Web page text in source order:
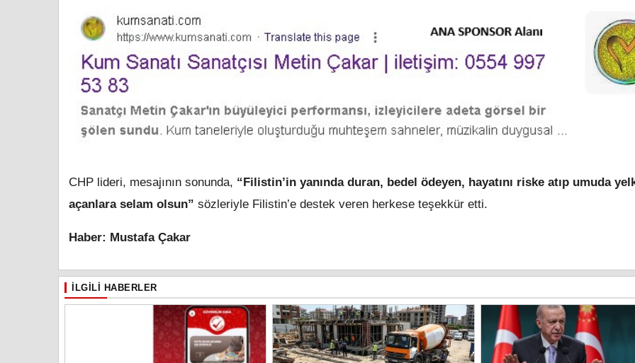
CHP lideri, mesajının sonunda, “Filistin’in yanında duran, bedel ödeyen, hayatını riske atıp umuda
açanlara selam olsun” sözleriyle Filistin’e destek veren herkese teşekkür etti.
Haber: Mustafa Çakar
İLGILI HABERLER